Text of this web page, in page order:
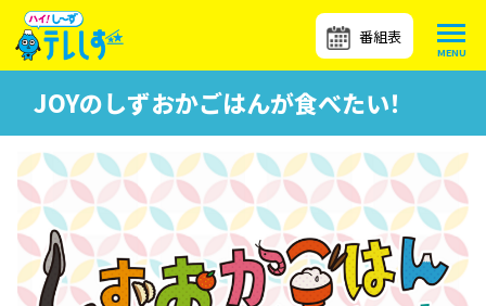
番組表
JOYのしずおかごはんが食べたい！